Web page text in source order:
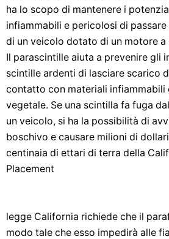
ha lo scopo di mantenere i
infiammabili e pericolosi di
di un veicolo dotato di un motore
Il parascintille aiuta a prevenire gli
scintille ardenti di lasciare scarico
contatto con materiali infiammabili
vegetale. Se una scintilla fa fuga
un veicolo, si ha la possibilità di
boschivo e causare milioni di
centinaia di ettari di terra della
Placement
legge California richiede che il
modo tale che esso impedirà alle